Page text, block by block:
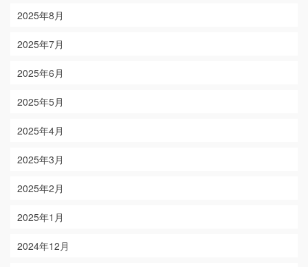
2025年8月
2025年7月
2025年6月
2025年5月
2025年4月
2025年3月
2025年2月
2025年1月
2024年12月